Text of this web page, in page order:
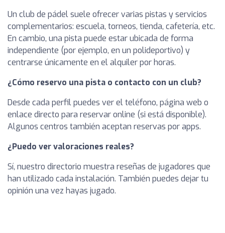
Un club de pádel suele ofrecer varias pistas y servicios
complementarios: escuela, torneos, tienda, cafetería, etc.
En cambio, una pista puede estar ubicada de forma
independiente (por ejemplo, en un polideportivo) y
centrarse únicamente en el alquiler por horas.
¿Cómo reservo una pista o contacto con un club?
Desde cada perfil puedes ver el teléfono, página web o
enlace directo para reservar online (si está disponible).
Algunos centros también aceptan reservas por apps.
¿Puedo ver valoraciones reales?
Sí, nuestro directorio muestra reseñas de jugadores que
han utilizado cada instalación. También puedes dejar tu
opinión una vez hayas jugado.